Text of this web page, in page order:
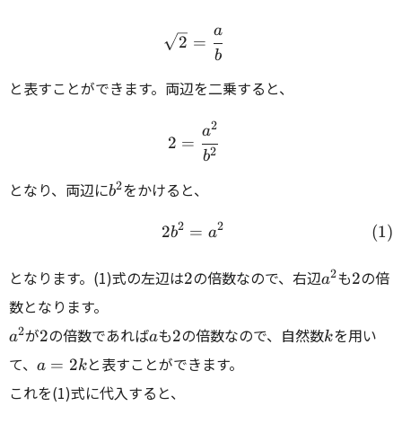
\begin{array}{rcl}
2 =
b
a
と表すことができます。両辺を二乗すると、
\begin{array}{rcl}
2 =
b2
a2
となり、両辺にb^2
b2をかけると、
\begin{align}
2b2 = a2
となります。(1)式の左辺は2
2の倍数なので、右辺a^2
a2も2
2の倍
数となります。
a^2
a2が2
2の倍数であればa
aも2
2の倍数なので、自然数k
kを用い
て、 a=2k
a = 2kと表すことができます。
これを(1)式に代入すると、